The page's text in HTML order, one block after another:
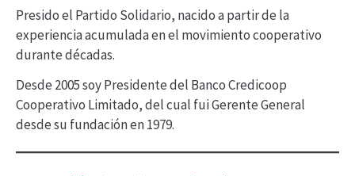
e
v
d
e
o
Presido el Partido Solidario, nacido a partir de la
experiencia acumulada en el movimiento cooperativo
durante décadas.
Desde 2005 soy Presidente del Banco Credicoop
Cooperativo Limitado, del cual fui Gerente General
desde su fundación en 1979.